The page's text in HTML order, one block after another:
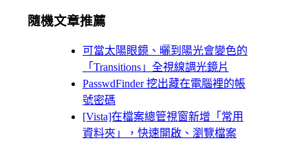
隨機文章推薦
可當太陽眼鏡、曬到陽光會變色的
「Transitions」全視線調光鏡片
PasswdFinder 挖出藏在電腦裡的帳
號密碼
[Vista]在檔案總管視窗新增「常用
資料夾」，快速開啟、瀏覽檔案